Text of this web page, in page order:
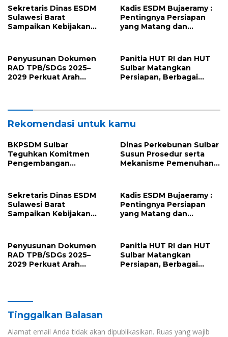
Perjanjian Tugas Belajar
2026
Pasangkayu
Sekretaris Dinas ESDM
Sulawesi Barat
Sampaikan Kebijakan
Kadis ESDM Bujaeramy :
Pentingnya Persiapan
yang Matang dan
Sulawesi Barat ke-22
Penyusunan Dokumen
RAD TPB/SDGs 2025–
2029 Perkuat Arah
Panitia HUT RI dan HUT
Sulbar Matangkan
Persiapan, Berbagai
Rekomendasi untuk kamu
BKPSDM Sulbar
Teguhkan Komitmen
Pengembangan
Perjanjian Tugas Belajar
2026
Dinas Perkebunan Sulbar
Susun Prosedur serta
Mekanisme Pemenuhan
Pasangkayu
Sekretaris Dinas ESDM
Sulawesi Barat
Sampaikan Kebijakan
Kadis ESDM Bujaeramy :
Pentingnya Persiapan
yang Matang dan
Sulawesi Barat ke-22
Penyusunan Dokumen
RAD TPB/SDGs 2025–
2029 Perkuat Arah
Panitia HUT RI dan HUT
Sulbar Matangkan
Persiapan, Berbagai
Tinggalkan Balasan
Alamat email Anda tidak akan dipublikasikan. Ruas yang wajib